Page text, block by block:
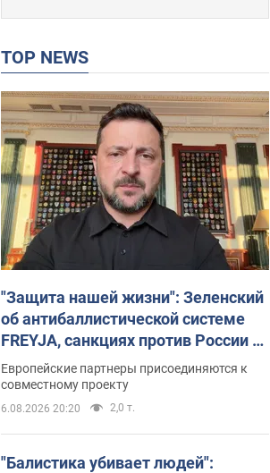
TOP NEWS
"Защита нашей жизни": Зеленский
об антибаллистической системе
FREYJA, санкциях против России и
поддержке аграриев. Видео
Европейские партнеры присоединяются к
совместному проекту
6.08.2026 20:20 2,0 т.
"Балистика убивает людей":